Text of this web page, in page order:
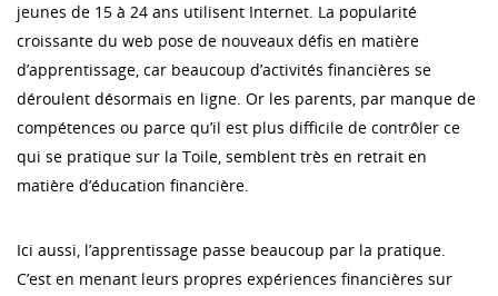
jeunes de 15 à 24 ans utilisent Internet. La popularité
croissante du web pose de nouveaux défis en matière
d’apprentissage, car beaucoup d’activités financières se
déroulent désormais en ligne. Or les parents, par manque de
compétences ou parce qu’il est plus difficile de contrôler ce
qui se pratique sur la Toile, semblent très en retrait en
matière d’éducation financière.
Ici aussi, l’apprentissage passe beaucoup par la pratique.
C’est en menant leurs propres expériences financières sur